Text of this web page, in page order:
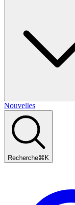
Nouvelles
Recherche⌘ K